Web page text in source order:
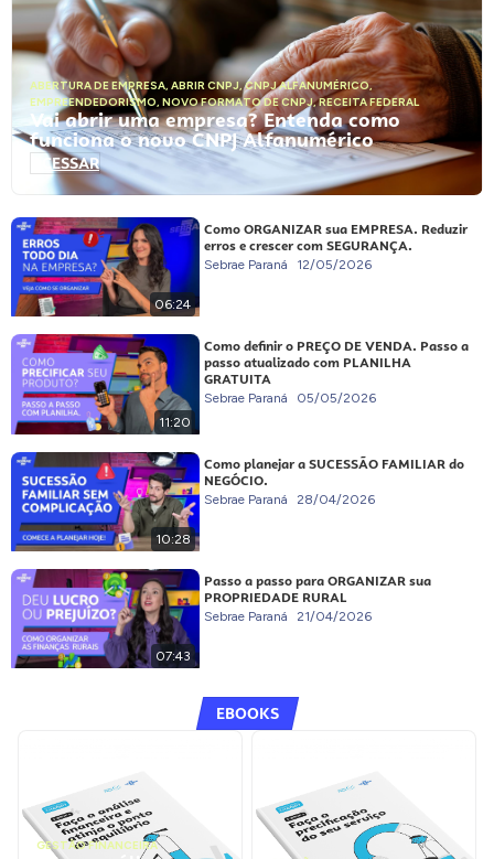
ABERTURA DE EMPRESA, ABRIR CNPJ,CNPJ ALFANUMÉRICO,
EMPREENDEDORISMO, NOVO FORMATO DE CNPJ,RECEITA FEDERAL
Vai abrir uma empresa? Entenda como
funciona o novo CNPJ Alfanumérico
ACESSAR
06:24
Como ORGANIZAR sua EMPRESA. Reduzir
erros e crescer com SEGURANÇA.
Sebrae Paraná 12/05/2026
11:20
Como definir o PREÇO DE VENDA. Passo a
passo atualizado com PLANILHA
GRATUITA
Sebrae Paraná 05/05/2026
10:28
Como planejar a SUCESSÃO FAMILIAR do
NEGÓCIO.
Sebrae Paraná 28/04/2026
07:43
Passo a passo para ORGANIZAR sua
PROPRIEDADE RURAL
Sebrae Paraná 21/04/2026
EBOOKS
GESTÃO FINANCEIRA